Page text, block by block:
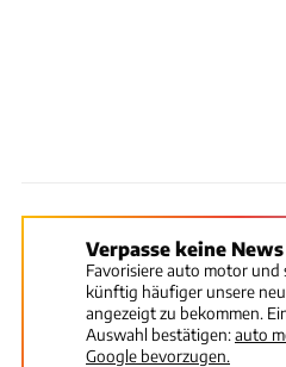
Verpasse keine
Favorisiere auto motor und
künftig häufiger unsere
angezeigt zu bekommen.
Auswahl bestätigen:auto
Google bevorzugen.